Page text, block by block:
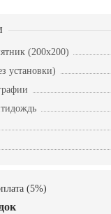
(200х200)
установки)
(5%)